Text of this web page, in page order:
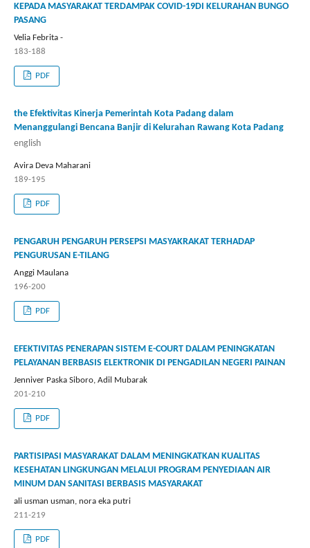
KEPADA MASYARAKAT TERDAMPAK COVID-19DI KELURAHAN BUNGO
PASANG
Velia Febrita -
183-188
PDF
the Efektivitas Kinerja Pemerintah Kota Padang dalam
Menanggulangi Bencana Banjir di Kelurahan Rawang Kota Padang
english
Avira Deva Maharani
189-195
PDF
PENGARUH PENGARUH PERSEPSI MASYAKRAKAT TERHADAP
PENGURUSAN E-TILANG
Anggi Maulana
196-200
PDF
EFEKTIVITAS PENERAPAN SISTEM E-COURT DALAM PENINGKATAN
PELAYANAN BERBASIS ELEKTRONIK DI PENGADILAN NEGERI PAINAN
Jenniver Paska Siboro, Adil Mubarak
201-210
PDF
PARTISIPASI MASYARAKAT DALAM MENINGKATKAN KUALITAS
KESEHATAN LINGKUNGAN MELALUI PROGRAM PENYEDIAAN AIR
MINUM DAN SANITASI BERBASIS MASYARAKAT
ali usman usman, nora eka putri
211-219
PDF